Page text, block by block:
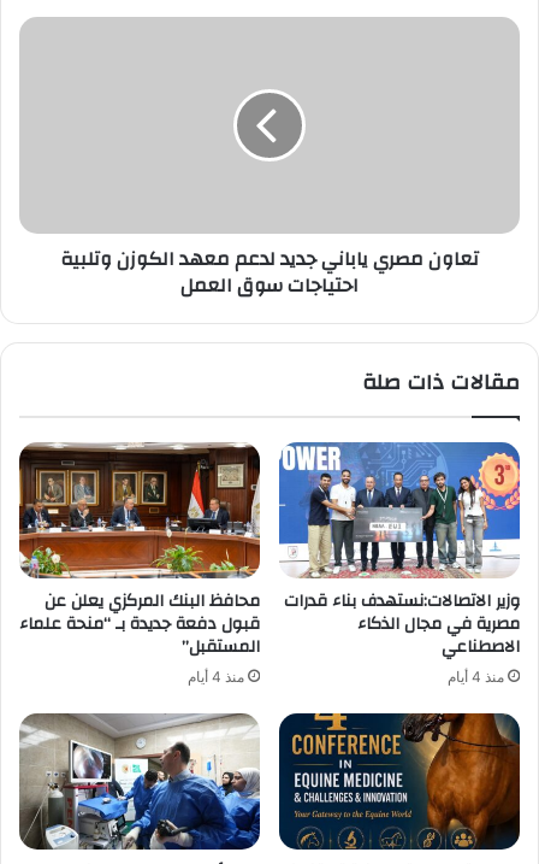
تعاون
احتياجات
تعاون مصري ياباني جديد لدعم معهد الكوزن وتلبية
احتياجات سوق العمل
مقالات ذات صلة
وزير الاتصالات:نستهدف بناء قدرات
مصرية في مجال الذكاء
الاصطناعي
منذ 4 أيام
محافظ البنك المركزي يعلن عن
قبول دفعة جديدة بـ “منحة علماء
المستقبل”
منذ 4 أيام